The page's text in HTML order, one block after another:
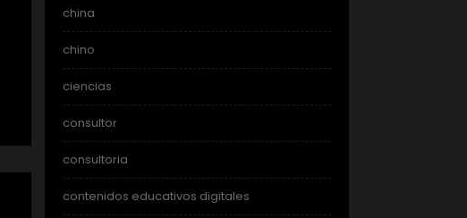
china
chino
ciencias
consultor
consultoria
contenidos educativos digitales